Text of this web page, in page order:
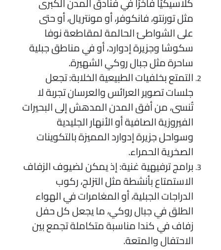
مثل تورنتو، فانكوفر، أو مونتريال، أو حتى
على الشواطئ الحالمة لمقاطعة نوفا
سكوشا وجزيرة إدوارد، أو في مناطق جبلية
ساحرة مثل جبال روكي الشهيرة.
التمتع بخلفيات الطبيعية الخلابة: تجعل
جلسات تصوير العرائس والعرسان تجربة لا
تُنسى، من أفق المدن المدهش إلى البحيرات
الفيروزية الصافية أو الأنهار الجليدية
وسواحل جزيرة إدوارد المميزة بالتكوينات
الصخرية الحمراء.
برامج ترفيهية غنية: إذ يمكن لضيوف الزفاف
الاستمتاع بأنشطة مثل التزلج، ركوب
الدراجات الجبلية، أو المغامرات في الهواء
الطلق في جبال روكي، ما يجعل كل حفل
زفاف في كندا مناسبة متكاملة تجمع بين
الاحتفال والمتعة.